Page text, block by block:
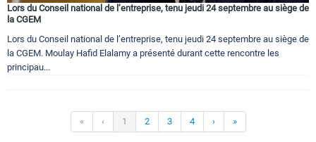
Lors du Conseil national de l’entreprise, tenu jeudi 24 septembre au siège de
la CGEM
Lors du Conseil national de l’entreprise, tenu jeudi 24 septembre au siège de
la CGEM. Moulay Hafid Elalamy a présenté durant cette rencontre les
principau...
« ‹ 1 2 3 4 › »